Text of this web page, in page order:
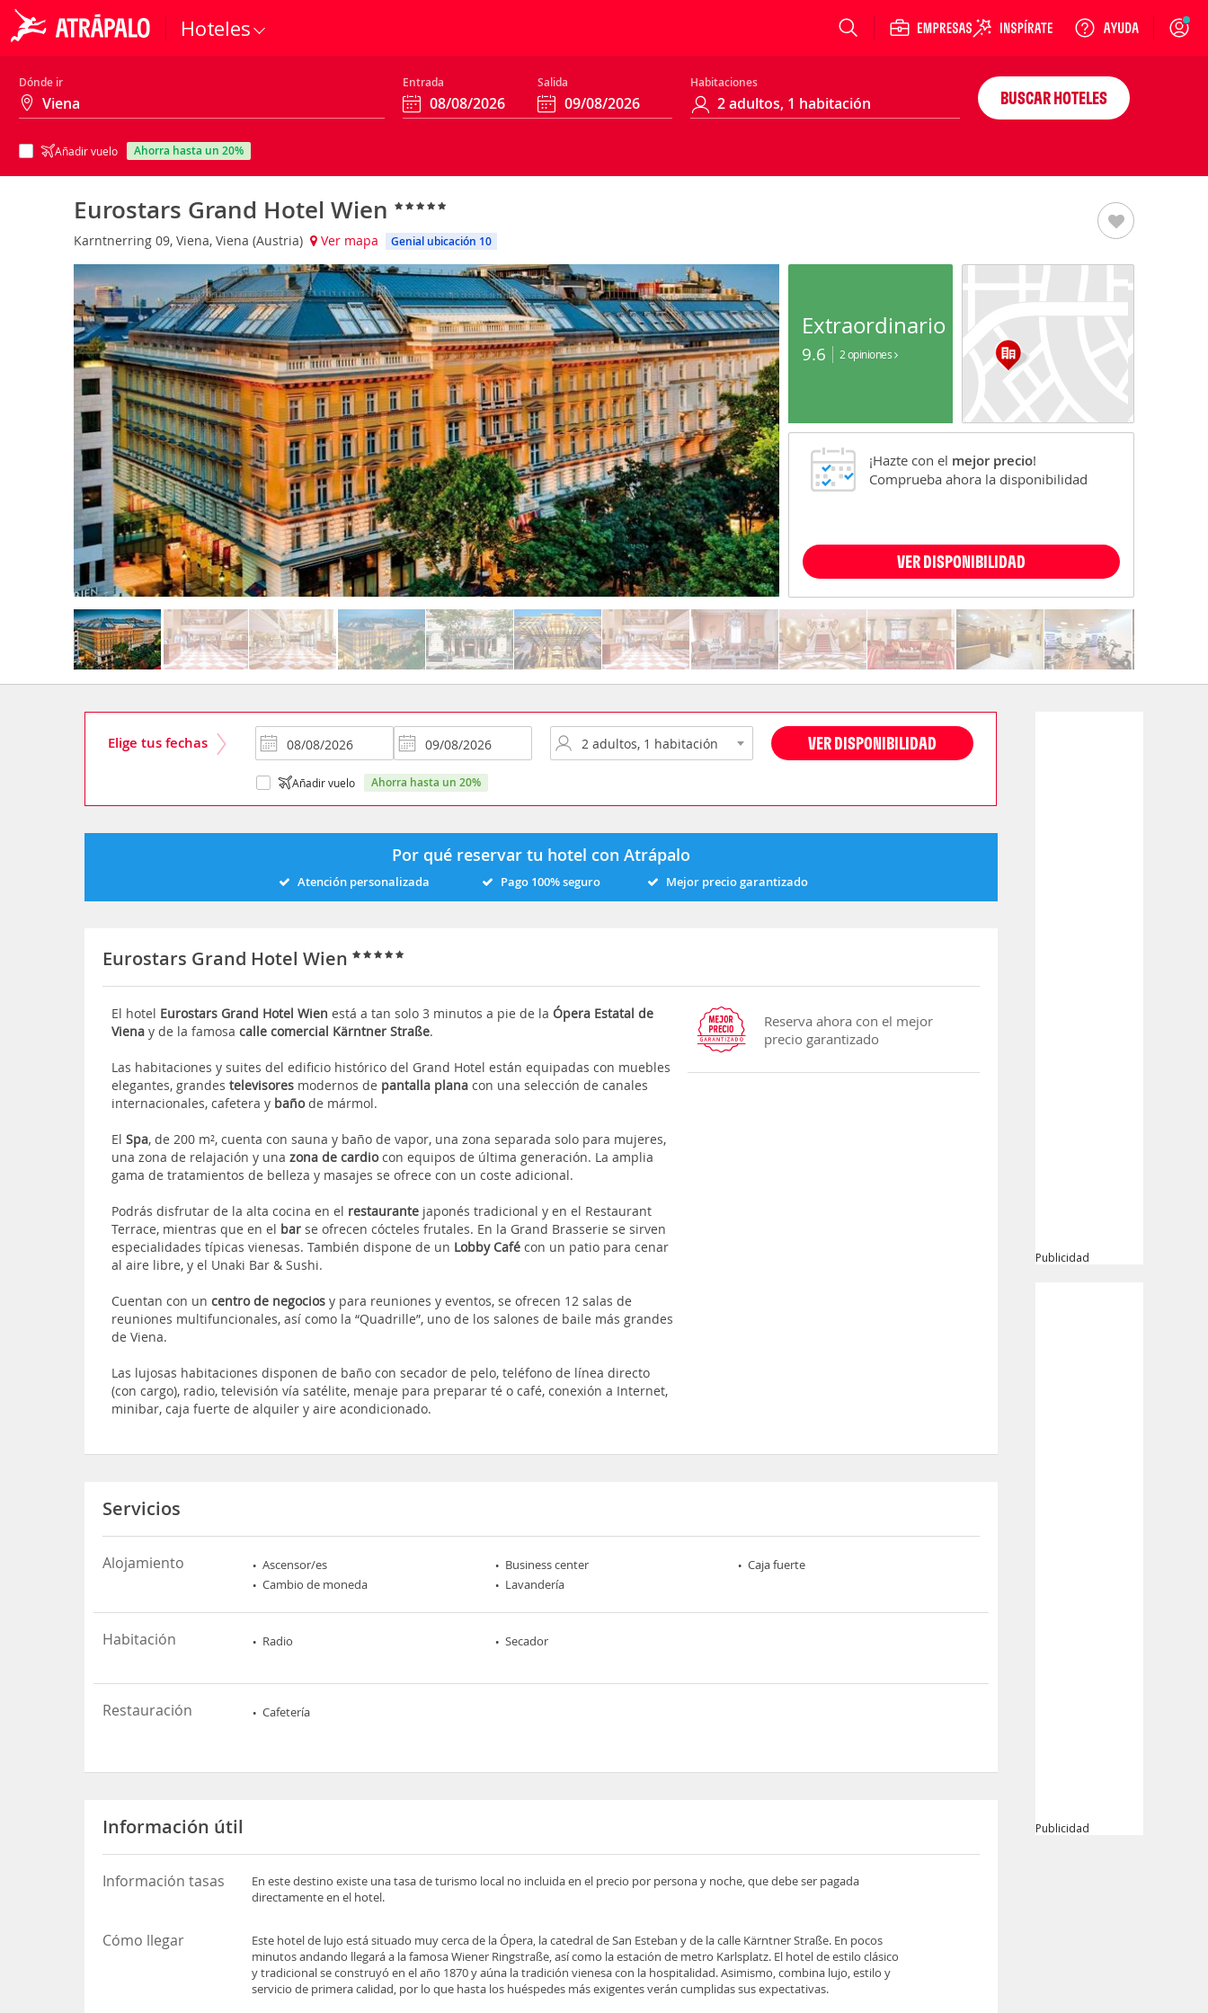
Hoteles Login
Dónde ir Entrada Salida Habitaciones
Añadir vuelo ahorra hasta un 20%
BUSCAR HOTELES
Eurostars Grand Hotel Wien
Karntnerring 09, Viena, Viena (Austria) Ver mapa Genial ubicación 10
Extraordinario
9.6 2 opiniones
¡Hazte con el mejor precio!
Comprueba ahora la disponibilidad
VER DISPONIBILIDAD
Elige tus fechas VER DISPONIBILIDAD
Añadir vuelo ahorra hasta un 20%
Por qué reservar tu hotel con Atrápalo
Atención personalizada Pago 100% seguro Mejor precio garantizado
Eurostars Grand Hotel Wien
El hotel Eurostars Grand Hotel Wienestá a tan solo 3 minutos a pie de la Ópera Estatal de
Viena y de la famosacalle comercial Kärntner Straße.
Las habitaciones y suites del edificio histórico del Grand Hotel están equipadas con muebles
elegantes, grandes televisores modernos de pantalla plana con una selección de canales
internacionales, cafetera y bañode mármol.
ElSpa, de 200 m², cuenta con sauna y baño de vapor, una zona separada solo para mujeres,
una zona de relajación y unazona de cardiocon equipos de última generación. La amplia
gama de tratamientos de belleza y masajes se ofrece con un coste adicional.
Podrás disfrutar de la alta cocina en el restaurante japonés tradicional y en el Restaurant
Terrace, mientras que en el bar se ofrecen cócteles frutales. En la Grand Brasserie se sirven
especialidades típicas vienesas. También dispone de un Lobby Café con un patio para cenar
al aire libre, y el Unaki Bar & Sushi.
Cuentan con uncentro de negocios y para reuniones y eventos, se ofrecen 12 salas de
reuniones multifuncionales, así como la “Quadrille”, uno de los salones de baile más grandes
de Viena.
Las lujosas habitaciones disponen de baño con secador de pelo, teléfono de línea directo
(con cargo), radio, televisión vía satélite, menaje para preparar té o café, conexión a Internet,
minibar, caja fuerte de alquiler y aire acondicionado.
Reserva ahora con el mejor
precio garantizado
Servicios
Alojamiento Ascensor/es Business center
Caja fuerte
Cambio de moneda
Lavandería
Habitación Radio Secador
Restauración Cafetería
Información útil
Información tasas
En este destino existe una tasa de turismo local no incluida en el precio por persona y noche, que debe ser pagada
directamente en el hotel.
Cómo llegar
Este hotel de lujo está situado muy cerca de la Ópera, la catedral de San Esteban y de la calle Kärntner Straße. En pocos
minutos andando llegará a la famosa Wiener Ringstraße, así como la estación de metro Karlsplatz. El hotel de estilo clásico
y tradicional se construyó en el año 1870 y aúna la tradición vienesa con la hospitalidad. Asimismo, combina lujo, estilo y
servicio de primera calidad, por lo que hasta los huéspedes más exigentes verán cumplidas sus expectativas.
Publicidad
Publicidad